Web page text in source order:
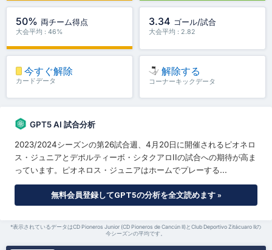
50% 両チーム得点
大会平均 : 46%
3.34 ゴール/試合
大会平均 : 2.82
今すぐ解除
カードデータ
解除する
コーナーキックデータ
GPT5 AI 試合分析
2023/2024シーズンの第26試合週、4月20日に開催されるピオネロ
ス・ジュニアとデポルティーボ・シタクアロIIの試合への期待が高ま
っています。ピオネロス・ジュニアはホームでプレーする...
無料会員登録してGPT5の分析を全文読めます »
*表示されているデータはCD Pioneros Junior (CD Pioneros de Cancún II)とClub Deportivo Zitácuaro IIの
今シーズンの平均です。